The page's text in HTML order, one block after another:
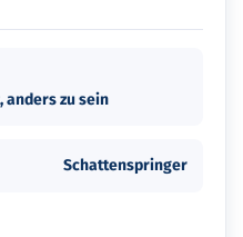
anders zu sein
Schattenspringer